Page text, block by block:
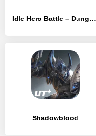
Idle Hero Battle – Dungeon Master
Shadowblood